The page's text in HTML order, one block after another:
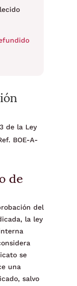
de la Ley
BOE-A-
de
del
la ley
se
una
salvo